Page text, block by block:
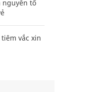
nguyên tố
vắc xin